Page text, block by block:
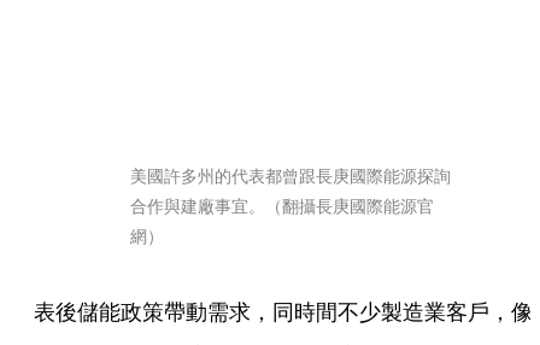
美國許多州的代表都曾跟長庚國際能源探詢
合作與建廠事宜。（翻攝長庚國際能源官
網）
表後儲能政策帶動需求，同時間不少製造業客戶，像